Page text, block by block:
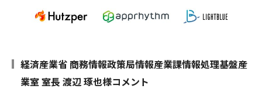
経済産業省 商務情報政策局情報産業課情報処理基盤産
業室 室長 渡辺 琢也様コメント